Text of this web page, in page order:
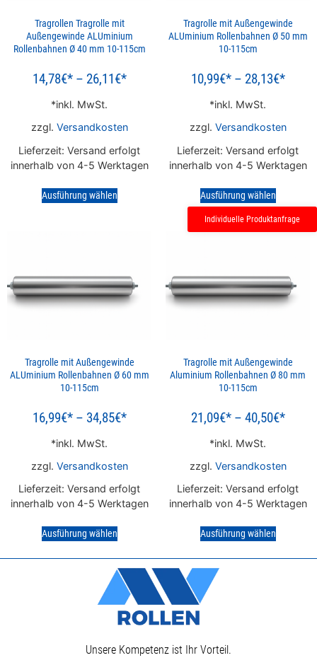
Individuelle Produktanfrage
Tragrollen Tragrolle mit
Außengewinde ALUminium
Rollenbahnen Ø 40 mm 10-115cm
14,78€ – 26,11€
inkl. MwSt.
zzgl. Versandkosten
Lieferzeit: Versand erfolgt
innerhalb von 4-5 Werktagen
Ausführung wählen
Tragrolle mit Außengewinde
ALUminium Rollenbahnen Ø 50 mm
10-115cm
10,99€ – 28,13€
inkl. MwSt.
zzgl. Versandkosten
Lieferzeit: Versand erfolgt
innerhalb von 4-5 Werktagen
Ausführung wählen
Tragrolle mit Außengewinde
ALUminium Rollenbahnen Ø 60 mm
10-115cm
16,99€ – 34,85€
inkl. MwSt.
zzgl. Versandkosten
Lieferzeit: Versand erfolgt
innerhalb von 4-5 Werktagen
Ausführung wählen
Tragrolle mit Außengewinde
Aluminium Rollenbahnen Ø 80 mm
10-115cm
21,09€ – 40,50€
inkl. MwSt.
zzgl. Versandkosten
Lieferzeit: Versand erfolgt
innerhalb von 4-5 Werktagen
Ausführung wählen
Unsere Kompetenz ist Ihr Vorteil.